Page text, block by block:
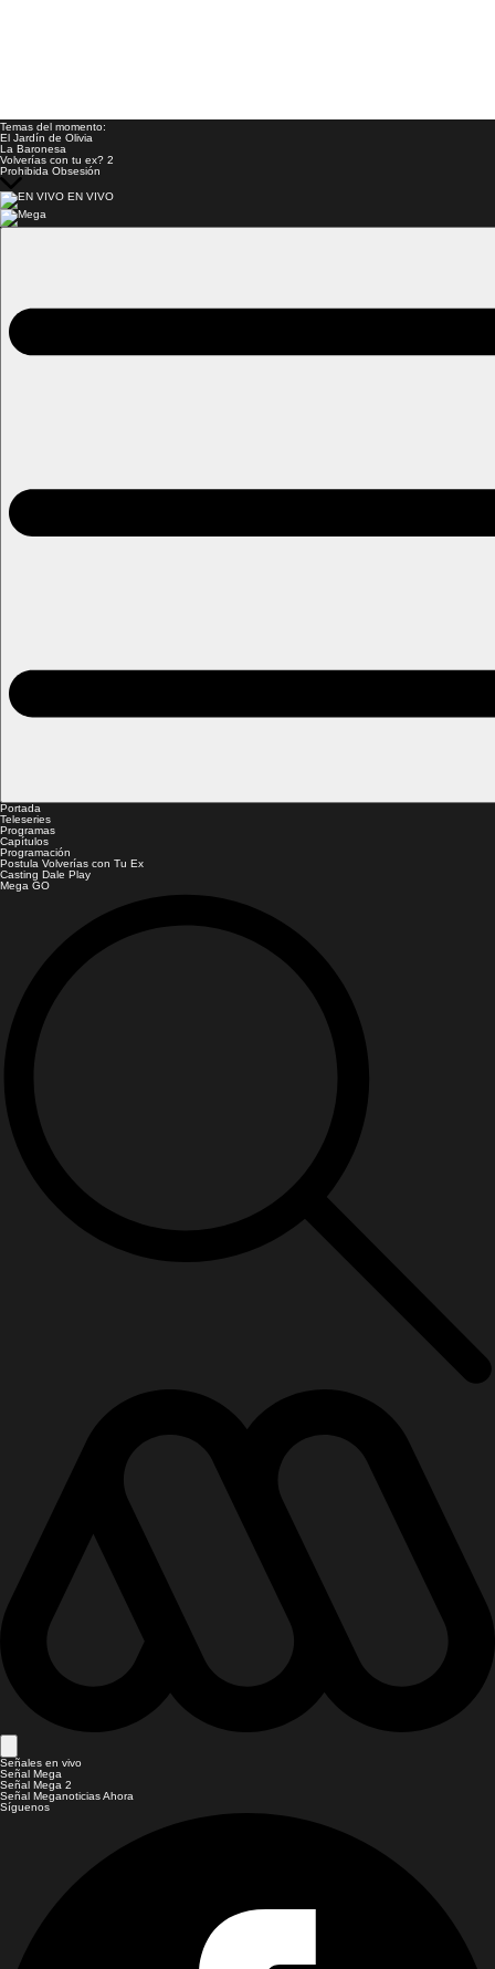
Temas del momento:
El Jardín de Olivia
La Baronesa
Volverías con tu ex? 2
Prohibida Obsesión
EN VIVO
Portada
Teleseries
Programas
Capítulos
Programación
Postula Volverías con Tu Ex
Casting Dale Play
Mega GO
Señales en vivo
Señal Mega
Señal Mega 2
Señal Meganoticias Ahora
Síguenos